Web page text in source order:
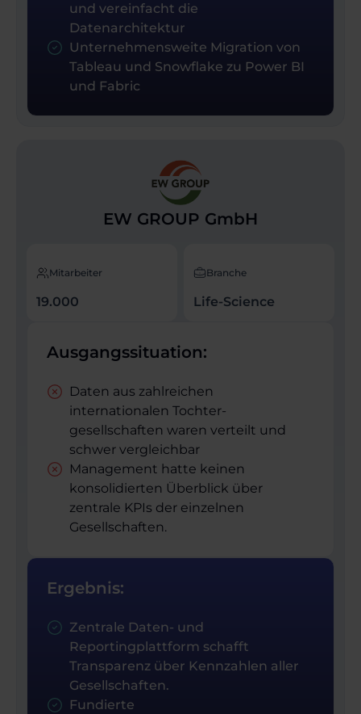
und vereinfacht die
Datenarchitektur
Unternehmensweite Migration von
Tableau und Snowflake zu Power BI
und Fabric
EW GROUP GmbH
Mitarbeiter
19.000
Branche
Life-Science
Ausgangssituation:
Daten aus zahlreichen
internationalen Tochter­
gesellschaften waren verteilt und
schwer vergleichbar
Management hatte keinen
konsolidierten Überblick über
zentrale KPIs der einzelnen
Gesellschaften.
Ergebnis:
Zentrale Daten- und
Reportingplattform schafft
Transparenz über Kennzahlen aller
Gesellschaften.
Fundierte